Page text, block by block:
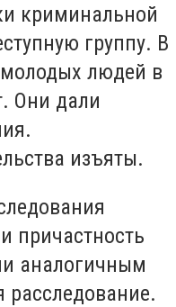
криминальной
группу. В
молодых людей в
Они дали
изъяты.
причастность
аналогичным
расследование.